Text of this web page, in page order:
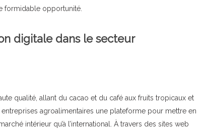
formidable opportunité.
digitale dans le secteur
qualité, allant du cacao et du café aux fruits tropicaux et
agroalimentaires une plateforme pour mettre en
intérieur qu’à l’international. À travers des sites web